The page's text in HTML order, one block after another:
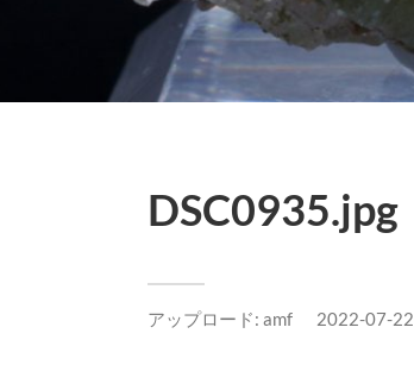
DSC0935.jpg
アップロード: amf 2022-07-22